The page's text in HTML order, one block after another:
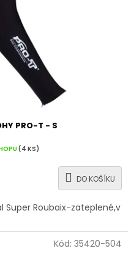
PRO-T - S
(4 KS)
DO KOŠÍKU
Super Roubaix-zateplené,v
Kód: 35420-504